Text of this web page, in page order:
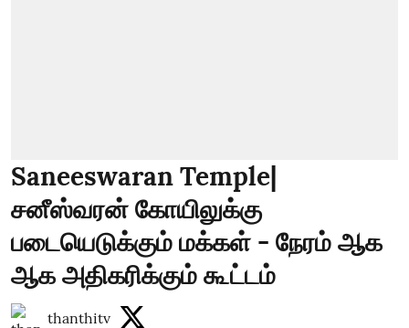
Saneeswaran Temple|
சனீஸ்வரன் கோயிலுக்கு
படையெடுக்கும் மக்கள் - நேரம் ஆக
ஆக அதிகரிக்கும் கூட்டம்
thanthitv